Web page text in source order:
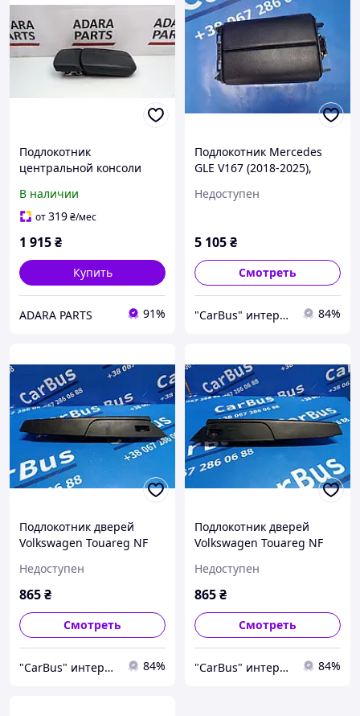
Подлокотник
центральной консоли
потёртости, царапины)
для Audi Q7 2017-2019
В наличии
от319₴/мес
1 915₴
Купить
ADARA PARTS 91%
Подлокотник Mercedes
GLE V167 (2018-2025),
Недоступен
5 105₴
Смотреть
"CarBus" интернет-магазин запчастей 84%
Подлокотник дверей
Volkswagen Touareg NF
Недоступен
865₴
Смотреть
"CarBus" интернет-магазин запчастей 84%
Подлокотник дверей
Volkswagen Touareg NF
Недоступен
865₴
Смотреть
"CarBus" интернет-магазин запчастей 84%